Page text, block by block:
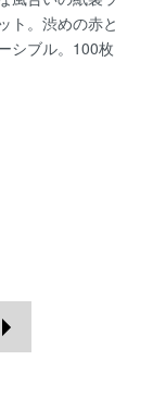
ト。渋めの赤と
シブル。100枚